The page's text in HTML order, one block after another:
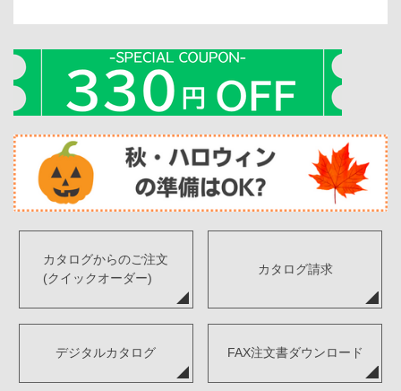
カタログからのご注文
(クイックオーダー)
カタログ請求
デジタルカタログ FAX注文書ダウンロード